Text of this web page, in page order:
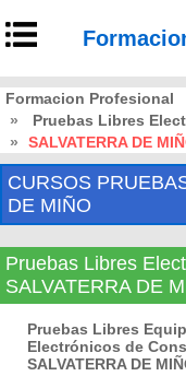
Formacion Profesional
»
Pruebas Libres
»
SALVATERRA DE
CURSOS
DE MIÑO
Pruebas Libres
SALVATERRA DE
Pruebas Libres
Electrónicos de
SALVATERRA DE